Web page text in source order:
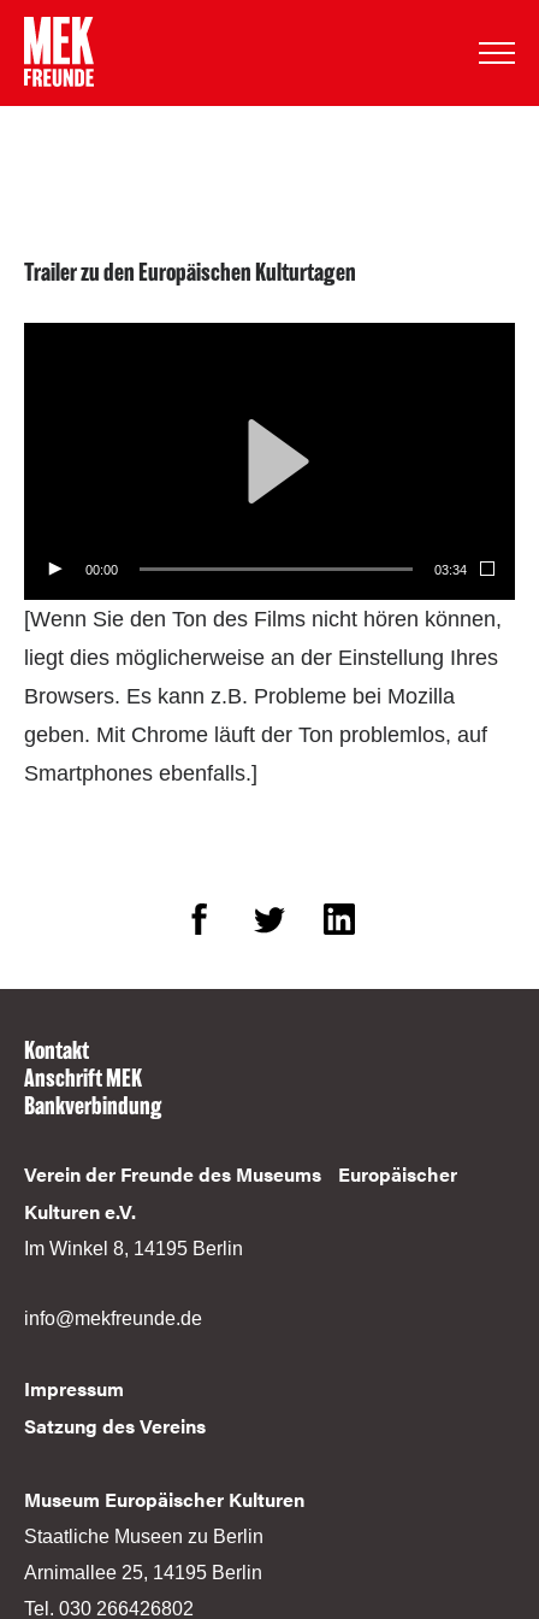
Trailer zu den Europäischen Kulturtagen
00:00 03:34
[Wenn Sie den Ton des Films nicht hören können,
liegt dies möglicherweise an der Einstellung Ihres
Browsers. Es kann z.B. Probleme bei Mozilla
geben. Mit Chrome läuft der Ton problemlos, auf
Smartphones ebenfalls.]
Kontakt
Anschrift MEK
Bankverbindung
Verein der Freunde des Museums Europäischer
Kulturen e.V.
Im Winkel 8, 14195 Berlin
info@mekfreunde.de
Impressum
Satzung des Vereins
Museum Europäischer Kulturen
Staatliche Museen zu Berlin
Arnimallee 25, 14195 Berlin
Tel. 030 266426802